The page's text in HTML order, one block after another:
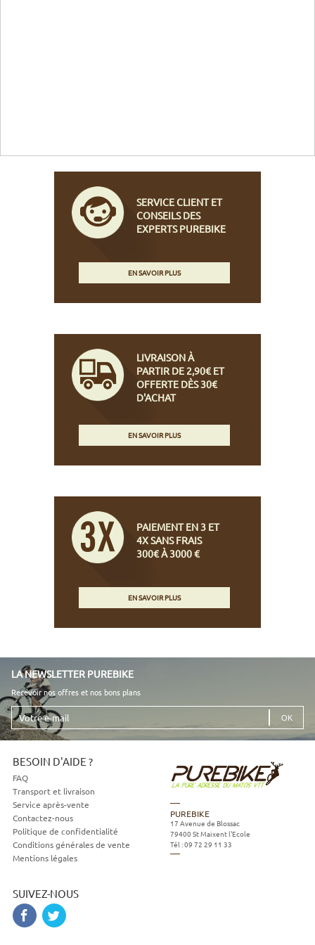
SERVICE CLIENT ET
CONSEILS DES
EXPERTS PUREBIKE
EN SAVOIR PLUS
LIVRAISON À
PARTIR DE 2,90€ ET
OFFERTE DÈS 30€
D'ACHAT
EN SAVOIR PLUS
PAIEMENT EN 3 ET
4X SANS FRAIS
300€ À 3000 €
EN SAVOIR PLUS
LA NEWSLETTER PUREBIKE
Recevoir nos offres et nos bons plans
Votre
e-
mail
BESOIN D'AIDE ?
FAQ
Transport et livraison
Service après-vente
Contactez-nous
Politique de confidentialité
Conditions générales de vente
Mentions légales
SUIVEZ-NOUS
PUREBIKE
17 Avenue de Blossac
79400 St Maixent l'Ecole
Tél :09 72 29 11 33